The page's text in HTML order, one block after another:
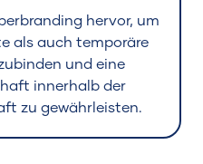
hervor, um
als auch temporäre
und eine
innerhalb der
zu gewährleisten.